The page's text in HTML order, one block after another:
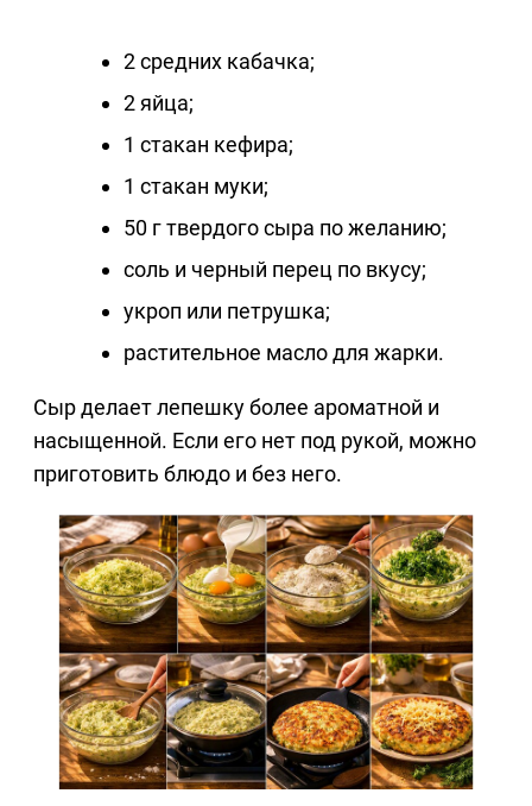
2 средних кабачка;
2 яйца;
1 стакан кефира;
1 стакан муки;
50 г твердого сыра по желанию;
соль и черный перец по вкусу;
укроп или петрушка;
растительное масло для жарки.
Сыр делает лепешку более ароматной и
насыщенной. Если его нет под рукой, можно
приготовить блюдо и без него.